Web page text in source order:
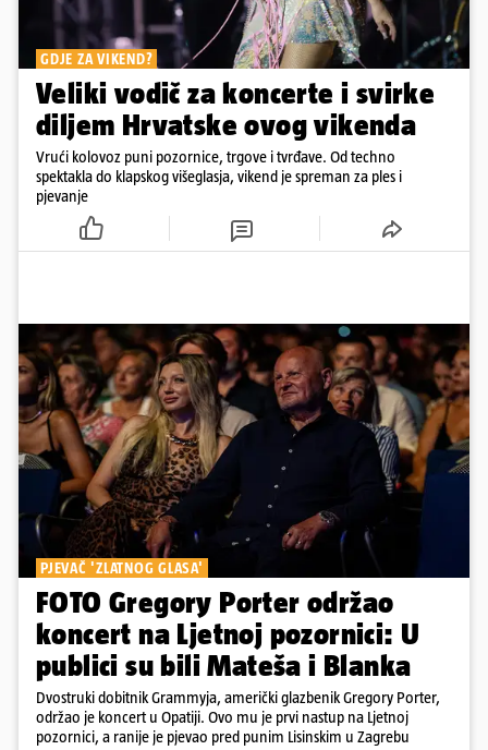
GDJE ZA VIKEND?
Veliki vodič za koncerte i svirke
diljem Hrvatske ovog vikenda
Vrući kolovoz puni pozornice, trgove i tvrđave. Od techno
spektakla do klapskog višeglasja, vikend je spreman za ples i
pjevanje
PJEVAČ 'ZLATNOG GLASA'
FOTO Gregory Porter održao
koncert na Ljetnoj pozornici: U
publici su bili Mateša i Blanka
Dvostruki dobitnik Grammyja, američki glazbenik Gregory Porter,
održao je koncert u Opatiji. Ovo mu je prvi nastup na Ljetnoj
pozornici, a ranije je pjevao pred punim Lisinskim u Zagrebu